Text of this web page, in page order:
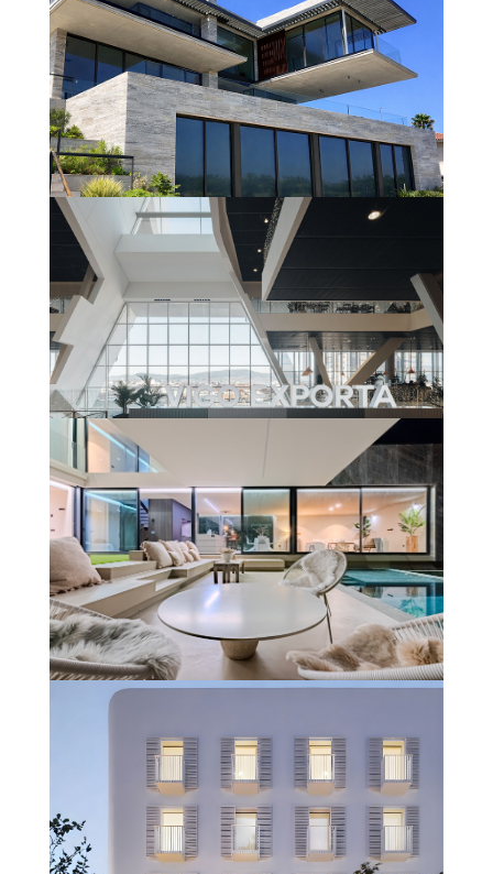
VIVIENDA UNIFAMILIAR
(GARRAF)
Saber más
ESTACIÓN VIALIA VIGO – URZAIZ
UNIFAMILIAR #CLARODELUZ
Saber más